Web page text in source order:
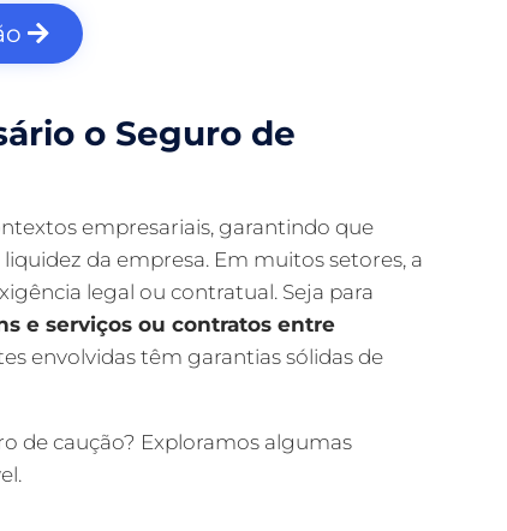
o Seguro de
empresariais, garantindo que
da empresa. Em muitos setores, a
legal ou contratual. Seja para
e serviços ou contratos entre
envolvidas têm garantias sólidas de
de caução? Exploramos algumas